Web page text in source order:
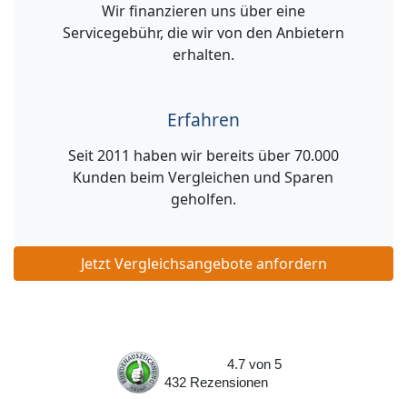
Wir finanzieren uns über eine
Servicegebühr, die wir von den Anbietern
erhalten.
Erfahren
Seit 2011 haben wir bereits über 70.000
Kunden beim Vergleichen und Sparen
geholfen.
Jetzt Vergleichsangebote anfordern
4.7 von 5
432
Rezensionen